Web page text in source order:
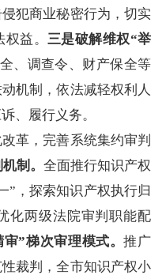
犯商业秘密行为，切实
益。 三是破解维权“举
、调查令、财产保全等
机制，依法减轻权利人
、履行义务。
，完善系统集约审判
制。 全面推行知识产权
”，探索知识产权执行归
化两级法院审判职能配
”梯次审理模式。推广
裁判，全市知识产权小